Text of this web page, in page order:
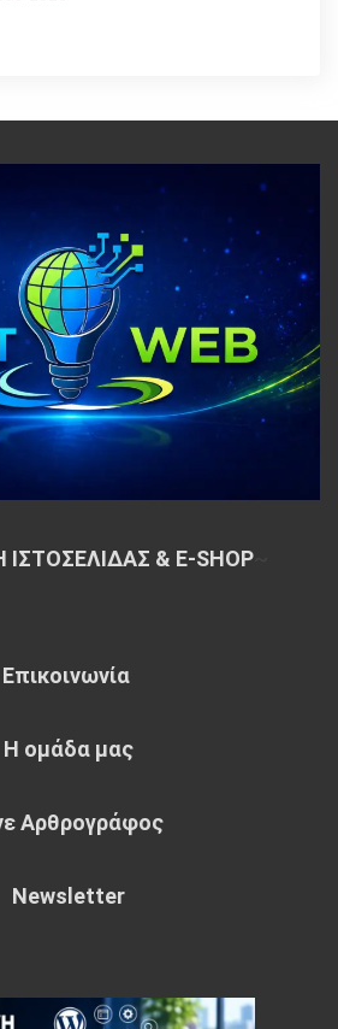
& E-SHOP~
Επικοινωνία
Η ομάδα μας
Αρθρογράφος
Newsletter